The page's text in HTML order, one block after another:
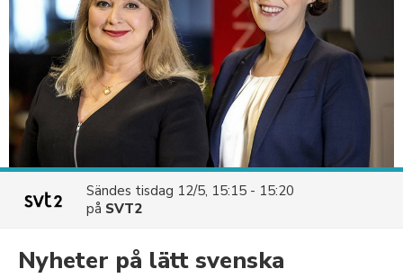
Sändes tisdag 12/5, 15:15 - 15:20
på SVT2
Nyheter på lätt svenska